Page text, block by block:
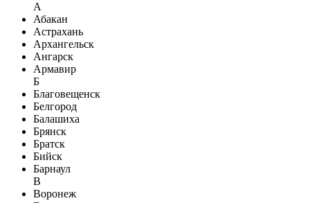
А
Абакан
Астрахань
Архангельск
Ангарск
Армавир
Б
Благовещенск
Белгород
Балашиха
Брянск
Братск
Бийск
Барнаул
В
Воронеж